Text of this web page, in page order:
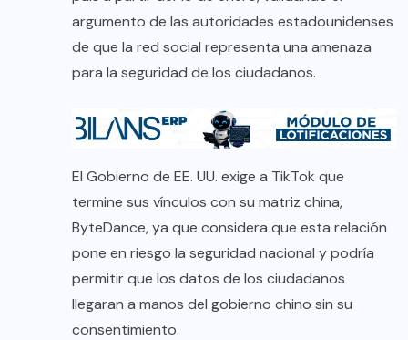
argumento de las autoridades estadounidenses
de que la red social representa una amenaza
para la seguridad de los ciudadanos.
El Gobierno de EE. UU. exige a TikTok que
termine sus vínculos con su matriz china,
ByteDance, ya que considera que esta relación
pone en riesgo la seguridad nacional y podría
permitir que los datos de los ciudadanos
llegaran a manos del gobierno chino sin su
consentimiento.